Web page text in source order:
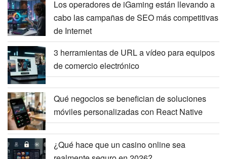
Los operadores de iGaming están llevando a
cabo las campañas de SEO más competitivas
de Internet
3 herramientas de URL a vídeo para equipos
de comercio electrónico
Qué negocios se benefician de soluciones
móviles personalizadas con React Native
¿Qué hace que un casino online sea